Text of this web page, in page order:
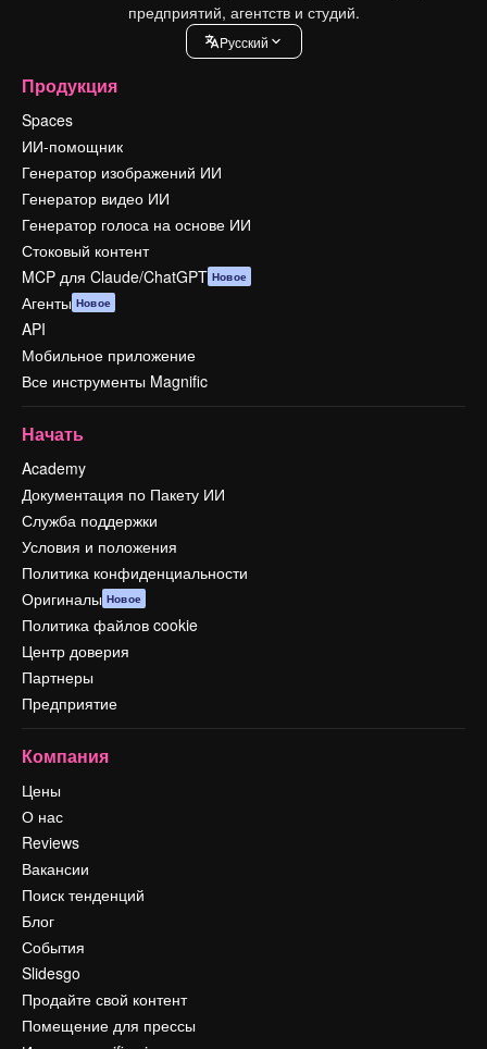
предприятий, агентств и студий.
Pусский
Продукция
Spaces
ИИ-помощник
Генератор изображений ИИ
Генератор видео ИИ
Генератор голоса на основе ИИ
Стоковый контент
MCP для Claude/ChatGPT Новое
Агенты Новое
API
Мобильное приложение
Все инструменты Magnific
Начать
Academy
Документация по Пакету ИИ
Служба поддержки
Условия и положения
Политика конфиденциальности
Оригиналы Новое
Политика файлов cookie
Центр доверия
Партнеры
Предприятие
Компания
Цены
О нас
Reviews
Вакансии
Поиск тенденций
Блог
События
Slidesgo
Продайте свой контент
Помещение для прессы